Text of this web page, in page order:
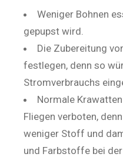
Weniger Bohnen
gepupst wird.
Die Zubereitung
festlegen, denn so
Stromverbrauchs
Normale
Fliegen verboten,
weniger Stoff und
und Farbstoffe bei